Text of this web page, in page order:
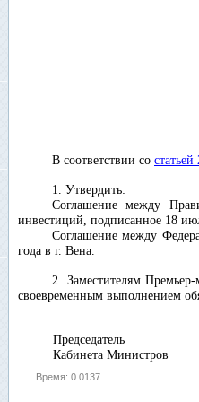
В соответствии со статьей
1. Утвердить:
Соглашение между
инвестиций, подписанное 18
Соглашение между
года в г. Вена.
2. Заместителям
своевременным выполнением
Председатель
Кабинета Министров
Время: 0.0137